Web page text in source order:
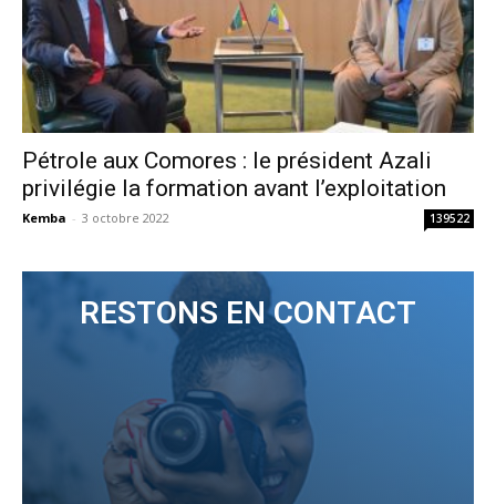
Pétrole aux Comores : le président Azali
privilégie la formation avant l’exploitation
Kemba - 3 octobre 2022 139522
RESTONS EN CONTACT